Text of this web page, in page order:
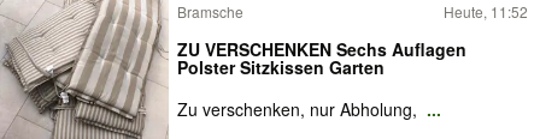
Bramsche Heute, 11:52
ZU VERSCHENKEN Sechs Auflagen
Polster Sitzkissen Garten
Zu verschenken, nur Abholung, ...